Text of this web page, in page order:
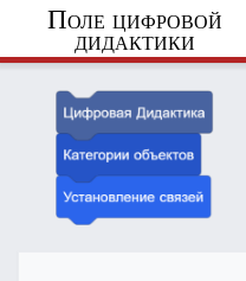
Поле цифровой
дидактики